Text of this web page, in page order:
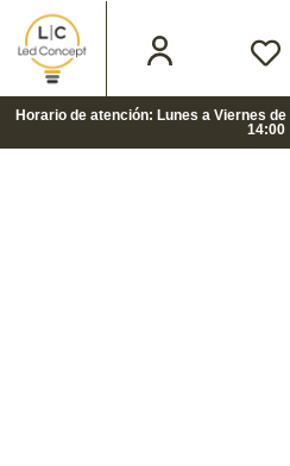
Horario de atención: Lunes a Viernes
14:00